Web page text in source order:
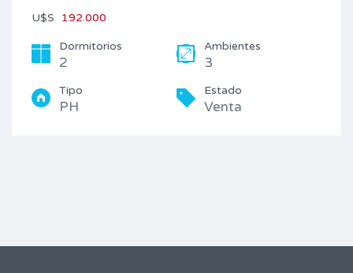
U$S 192.000
Dormitorios
2
Ambientes
3
Tipo
PH
Estado
Venta